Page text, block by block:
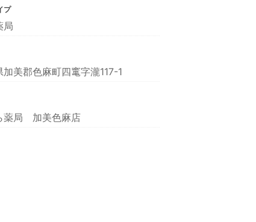
プ
局
加美郡色麻町四竃字瀧117-1
薬局 加美色麻店